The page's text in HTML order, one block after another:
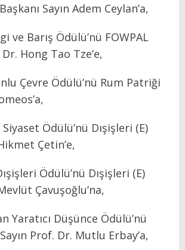
Sayın Adem Ceylan’a,
ve Barış Ödülü’nü FOWPAL
Dr. Hong Tao Tze’e,
Çevre Ödülü’nü Rum Patriği
Ödülü’nü Dışişleri (E)
Çetin’e,
Ödülü’nü Dışişleri (E)
Çavuşoğlu’na,
Yaratıcı Düşünce Ödülü’nü
Prof. Dr. Mutlu Erbay’a,